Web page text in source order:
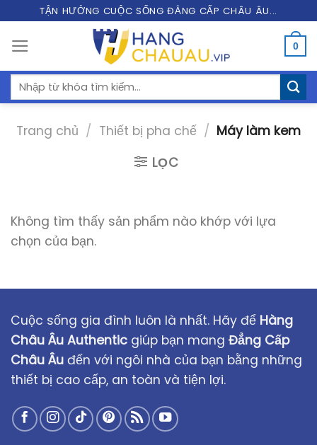
content
TẬN HƯỞNG CUỘC SỐNG ĐẲNG CẤP CHÂU ÂU...
0
Tìm
kiếm:
Trang chủ / Thiết bị pha chế / Máy làm kem
LỌC
Không tìm thấy sản phẩm nào khớp với lựa
chọn của bạn.
Cuộc sống gia đình luôn là nhất. Hãy để Hàng
Châu Âu Authentic giúp bạn mang Đẳng Cấp
Châu Âu đến với ngôi nhà của bạn bằng những
thiết bị cao cấp, an toàn và tiện lợi.